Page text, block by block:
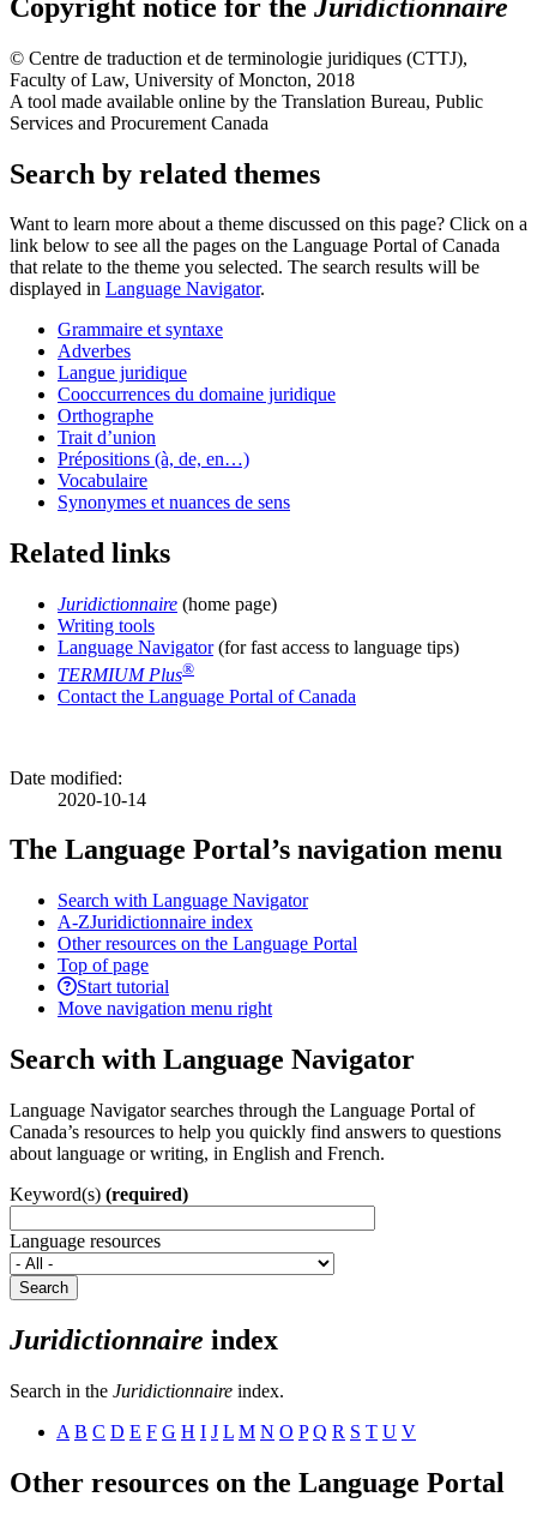
Copyright notice for the Juridictionnaire
© Centre de traduction et de terminologie juridiques (CTTJ),
Faculty of Law, University of Moncton, 2018
A tool made available online by the Translation Bureau, Public
Services and Procurement Canada
Search by related themes
Want to learn more about a theme discussed on this page? Click on a
link below to see all the pages on the Language Portal of Canada
that relate to the theme you selected. The search results will be
displayed in Language Navigator.
Grammaire et syntaxe
Adverbes
Langue juridique
Cooccurrences du domaine juridique
Orthographe
Trait d’union
Prépositions (à, de, en…)
Vocabulaire
Synonymes et nuances de sens
Related links
Juridictionnaire (home page)
Writing tools
Language Navigator(for fast access to language tips)
TERMIUM Plus®
Contact the Language Portal of Canada
Date modified:
2020-10-14
The Language Portal’s navigation menu
Search with Language Navigator
A-ZJuridictionnaire index
Other resources on the Language Portal
Top of page
Start tutorial
Move navigation menu right
Search with Language Navigator
Language Navigator searches through the Language Portal of
Canada’s resources to help you quickly find answers to questions
about language or writing, in English and French.
Keyword(s) (required)
Language resources
Search
Juridictionnaire index
Search in the Juridictionnaire index.
A B C D E F G H I J L M N O P Q R S T U V
Other resources on the Language Portal